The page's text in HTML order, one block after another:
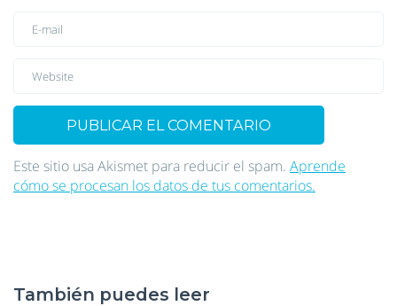
Este sitio usa Akismet para reducir el spam. Aprende
cómo se procesan los datos de tus comentarios.
También puedes leer